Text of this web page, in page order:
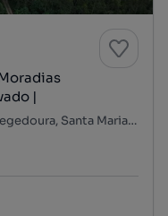
|
Travessa da Lavoura, Nogueira da Regedoura, Santa Maria da Feira, Aveiro